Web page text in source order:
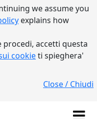
we assume you
explains how
accetti questa
cookieti spieghera'
Close / Chiudi